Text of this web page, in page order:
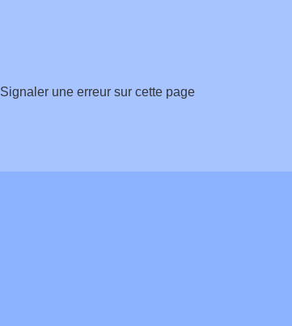
Signaler une erreur sur cette page